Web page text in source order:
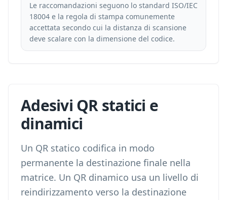
Le raccomandazioni seguono lo standard ISO/IEC
18004 e la regola di stampa comunemente
accettata secondo cui la distanza di scansione
deve scalare con la dimensione del codice.
Adesivi QR statici e
dinamici
Un QR statico codifica in modo
permanente la destinazione finale nella
matrice. Un QR dinamico usa un livello di
reindirizzamento verso la destinazione